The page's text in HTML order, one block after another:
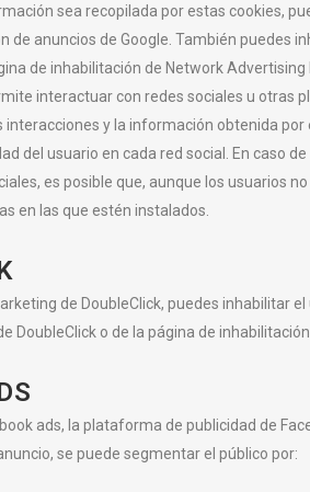
sea recopilada por estas cookies,
de anuncios de Google. También puedes
de inhabilitación de Network Advertising
interactuar con redes sociales u
interacciones y la información obtenida
del usuario en cada red social. En caso
es posible que, aunque los usuarios
en las que estén instalados.
de DoubleClick, puedes inhabilitar
DoubleClick o de la página de
ads, la plataforma de publicidad de
se puede segmentar el público por: